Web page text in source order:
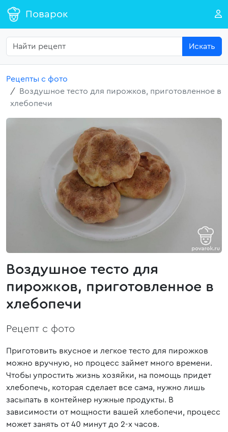
Поварок
Искать
Рецепты с фото
Воздушное тесто для пирожков, приготовленное в
хлебопечи
Воздушное тесто для
пирожков, приготовленное в
хлебопечи
Рецепт с фото
Приготовить вкусное и легкое тесто для пирожков
можно вручную, но процесс займет много времени.
Чтобы упростить жизнь хозяйки, на помощь придет
хлебопечь, которая сделает все сама, нужно лишь
засыпать в контейнер нужные продукты. В
зависимости от мощности вашей хлебопечи, процесс
может занять от 40 минут до 2-х часов.